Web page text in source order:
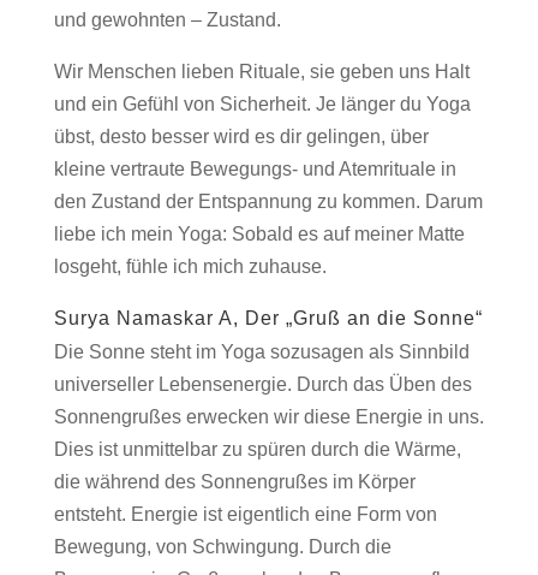
und gewohnten – Zustand.
Wir Menschen lieben Rituale, sie geben uns Halt
und ein Gefühl von Sicherheit. Je länger du Yoga
übst, desto besser wird es dir gelingen, über
kleine vertraute Bewegungs- und Atemrituale in
den Zustand der Entspannung zu kommen. Darum
liebe ich mein Yoga: Sobald es auf meiner Matte
losgeht, fühle ich mich zuhause.
Surya Namaskar A, Der „Gruß an die Sonne“
Die Sonne steht im Yoga sozusagen als Sinnbild
universeller Lebensenergie. Durch das Üben des
Sonnengrußes erwecken wir diese Energie in uns.
Dies ist unmittelbar zu spüren durch die Wärme,
die während des Sonnengrußes im Körper
entsteht. Energie ist eigentlich eine Form von
Bewegung, von Schwingung. Durch die